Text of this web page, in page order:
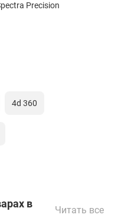
шурупы, вам
отметку на отвертке.
Precision
4d 360
в
Читать все